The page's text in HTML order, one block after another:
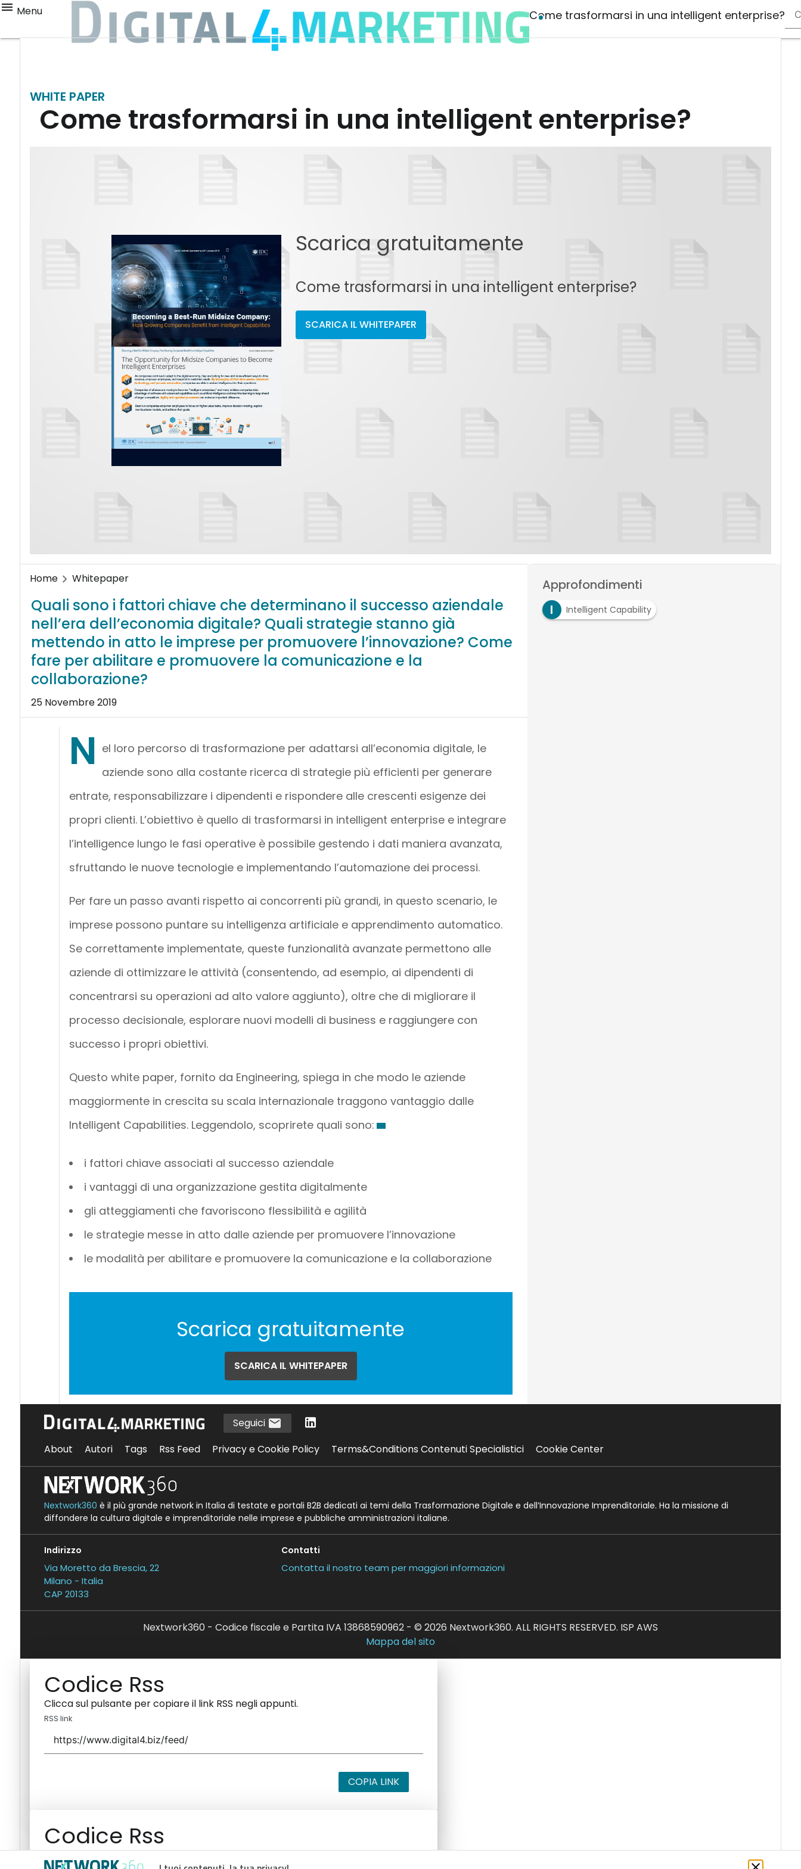
Menu Come trasformarsi in una intelligent enterprise?
WHITE PAPER
Come trasformarsi in una intelligent enterprise?
Scarica gratuitamente
Come trasformarsi in una intelligent enterprise?
SCARICA IL WHITEPAPER
Home Whitepaper
Quali sono i fattori chiave che determinano il successo aziendale
nell’era dell’economia digitale? Quali strategie stanno già
mettendo in atto le imprese per promuovere l’innovazione? Come
fare per abilitare e promuovere la comunicazione e la
collaborazione?
25 Novembre 2019
N el loro percorso di trasformazione per adattarsi all’economia digitale, le
aziende sono alla costante ricerca di strategie più efficienti per generare
entrate, responsabilizzare i dipendenti e rispondere alle crescenti esigenze dei
propri clienti. L’obiettivo è quello di trasformarsi in intelligent enterprise e integrare
l’intelligence lungo le fasi operative è possibile gestendo i dati maniera avanzata,
sfruttando le nuove tecnologie e implementando l’automazione dei processi.
Per fare un passo avanti rispetto ai concorrenti più grandi, in questo scenario, le
imprese possono puntare su intelligenza artificiale e apprendimento automatico.
Se correttamente implementate, queste funzionalità avanzate permettono alle
aziende di ottimizzare le attività (consentendo, ad esempio, ai dipendenti di
concentrarsi su operazioni ad alto valore aggiunto), oltre che di migliorare il
processo decisionale, esplorare nuovi modelli di business e raggiungere con
successo i propri obiettivi.
Questo white paper, fornito da Engineering, spiega in che modo le aziende
maggiormente in crescita su scala internazionale traggono vantaggio dalle
Intelligent Capabilities. Leggendolo, scoprirete quali sono:
i fattori chiave associati al successo aziendale
i vantaggi di una organizzazione gestita digitalmente
gli atteggiamenti che favoriscono flessibilità e agilità
le strategie messe in atto dalle aziende per promuovere l’innovazione
le modalità per abilitare e promuovere la comunicazione e la collaborazione
Scarica gratuitamente
SCARICA IL WHITEPAPER
Approfondimenti
I
Intelligent Capability
Seguici
About
Autori Tags Rss Feed Privacy e Cookie Policy Terms&Conditions Contenuti Specialistici Cookie Center
Nextwork360 è il più grande network in Italia di testate e portali B2B dedicati ai temi della Trasformazione Digitale e dell’Innovazione Imprenditoriale. Ha la missione di
diffondere la cultura digitale e imprenditoriale nelle imprese e pubbliche amministrazioni italiane.
Indirizzo
Via Moretto da Brescia, 22
Milano - Italia
CAP 20133
Contatti
Contatta il nostro team per maggiori informazioni
Nextwork360 - Codice fiscale e Partita IVA 13868590962 - © 2026 Nextwork360. ALL RIGHTS RESERVED. ISP AWS
Mappa del sito
Codice Rss
Clicca sul pulsante per copiare il link RSS negli appunti.
RSS link
COPIA LINK
Codice Rss
Clicca sul pulsante per copiare il link RSS negli appunti.